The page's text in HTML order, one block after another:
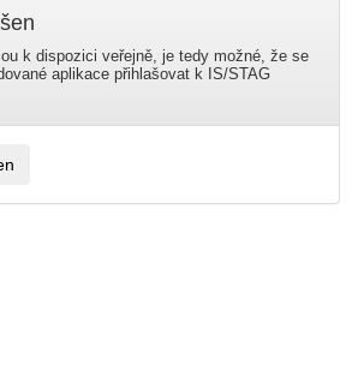
k dispozici veřejně, je tedy možné, že se
aplikace přihlašovat k IS/STAG